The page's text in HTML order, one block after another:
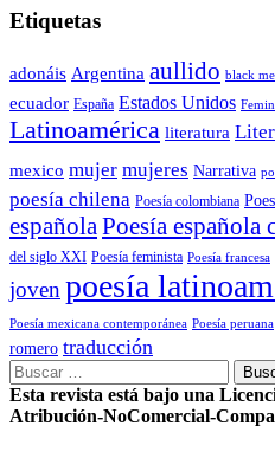
Etiquetas
adonáis Argentina aullido black
ecuador España Estados Unidos
Latinoamérica literatura
mexico mujer mujeres Narrativa
poesía chilena Poesía colombiana
española Poesía española
del siglo XXI Poesía feminista Poesía francesa
joven poesía
Poesía mexicana contemporánea Poesía peruana
romero traducción
Buscar:
Esta revista está bajo una
Atribución-NoComercial-